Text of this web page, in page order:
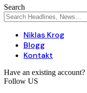
Search
Niklas Krog
Blogg
Kontakt
Have an existing account?
Follow US